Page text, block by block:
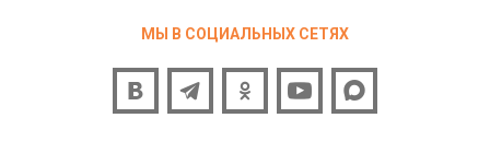
МЫ В СОЦИАЛЬНЫХ СЕТЯХ